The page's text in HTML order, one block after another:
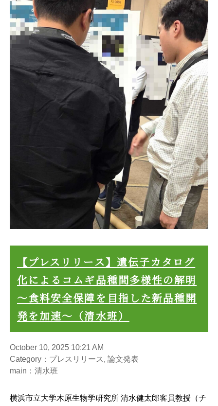
【プレスリリース】遺伝子カタログ
化によるコムギ品種間多様性の解明
〜食料安全保障を目指した新品種開
発を加速〜（清水班）
October 10, 2025 10:21 AM
Category：プレスリリース, 論文発表
main：清水班
横浜市立大学木原生物学研究所 清水健太郎客員教授（チ